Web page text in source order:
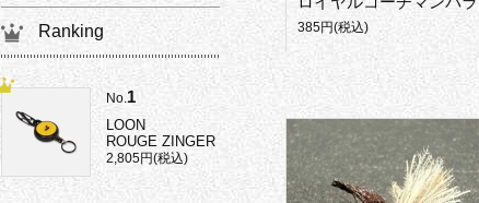
385円(税込)
Ranking
No. 1
LOON
ROUGE ZINGER
2,805円(税込)